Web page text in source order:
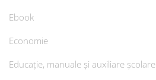
Ebook
Economie
Educație, manuale și auxiliare școlare